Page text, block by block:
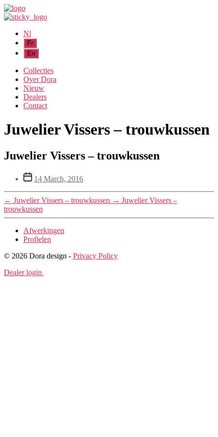
Nl
Collecties
Over Dora
Nieuw
Dealers
Contact
Juwelier Vissers – trouwkussen
Juwelier Vissers – trouwkussen
Post
date
14 March, 2016
← Juwelier Vissers – trouwkussen → Juwelier Vissers –
trouwkussen
Afwerkingen
Profielen
© 2026 Dora design - Privacy Policy
Dealer login